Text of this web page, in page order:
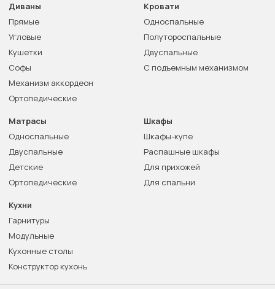
Диваны
Прямые
Угловые
Кушетки
Софы
Механизм аккордеон
Ортопедические
Кровати
Односпальные
Полутороспальные
Двуспальные
С подъемным механизмом
Матрасы
Односпальные
Двуспальные
Детские
Ортопедические
Шкафы
Шкафы-купе
Распашные шкафы
Для прихожей
Для спальни
Кухни
Гарнитуры
Модульные
Кухонные столы
Конструктор кухонь